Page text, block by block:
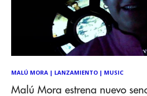
MALÚ MORA | LANZAMIENTO | MUSIC
Malú Mora estrena nuevo